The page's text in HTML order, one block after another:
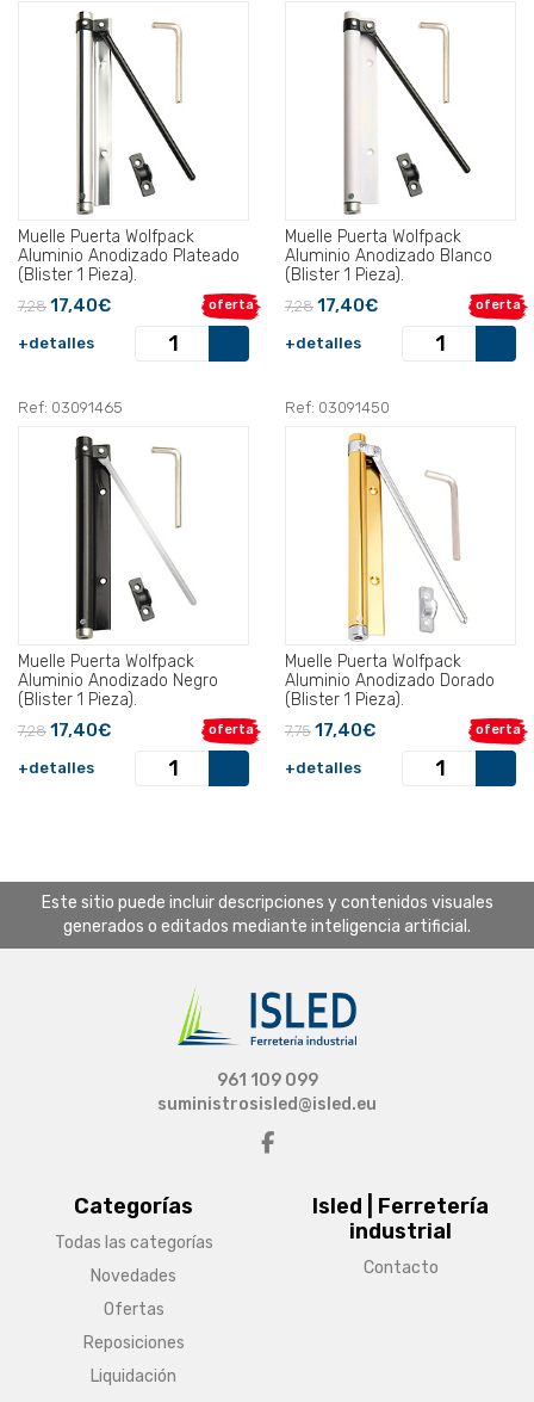
Muelle Puerta Wolfpack
Aluminio Anodizado Plateado
(Blister 1 Pieza).
oferta
7,28 17,40€
+detalles
Muelle Puerta Wolfpack
Aluminio Anodizado Blanco
(Blister 1 Pieza).
oferta
7,28 17,40€
+detalles
Ref: 03091465
Muelle Puerta Wolfpack
Aluminio Anodizado Negro
(Blister 1 Pieza).
oferta
7,28 17,40€
+detalles
Ref: 03091450
Muelle Puerta Wolfpack
Aluminio Anodizado Dorado
(Blister 1 Pieza).
oferta
7,75 17,40€
+detalles
Este sitio puede incluir descripciones y contenidos visuales
generados o editados mediante inteligencia artificial.
Categorías
Todas las categorías
Novedades
Ofertas
Reposiciones
Liquidación
Isled | Ferretería
industrial
Contacto
961 109 099
suministrosisled@isled.eu